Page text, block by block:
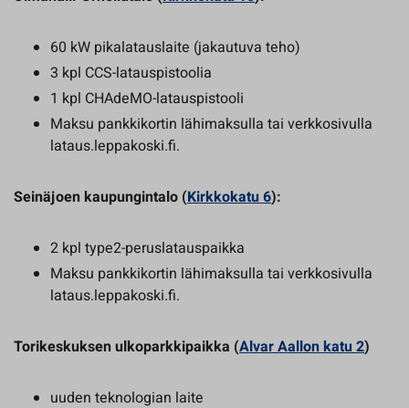
60 kW pikalatauslaite (jakautuva teho)
3 kpl CCS-latauspistoolia
1 kpl CHAdeMO-latauspistooli
Maksu pankkikortin lähimaksulla tai verkkosivulla
lataus.leppakoski.fi.
Seinäjoen kaupungintalo (Kirkkokatu 6):
2 kpl type2-peruslatauspaikka
Maksu pankkikortin lähimaksulla tai verkkosivulla
lataus.leppakoski.fi.
Torikeskuksen ulkoparkkipaikka (Alvar Aallon katu 2)
uuden teknologian laite